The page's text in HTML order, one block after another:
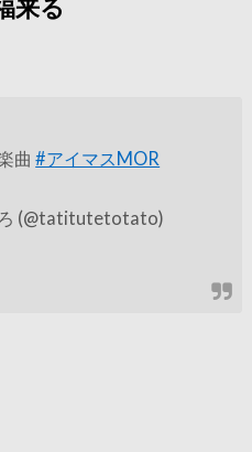
来る
曲#アイマスMOR
(@tatitutetotato)